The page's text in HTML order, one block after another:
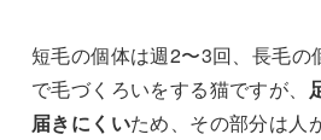
短毛の個体は週2〜3回、長毛
で毛づくろいをする猫ですが、
届きにくいため、その部分は人